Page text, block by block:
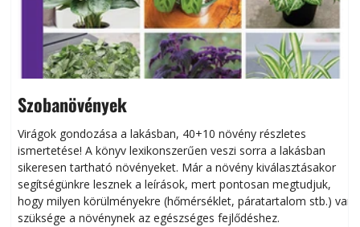
Szobanövények
Virágok gondozása a lakásban, 40+10 növény részletes
ismertetése! A könyv lexikonszerűen veszi sorra a lakásban
sikeresen tart­ha­tó növényeket. Már a növény kiválasztásakor
segítségünkre lesznek a leírások, mert pontosan megtudjuk,
hogy milyen körülményekre (hőmérséklet, páratartalom stb.) van
szüksége a növénynek az egészséges fejlődéshez.